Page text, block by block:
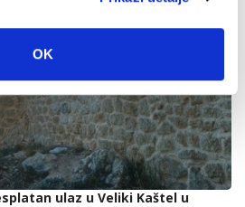
OK
ulaz u Veliki Kaštel u